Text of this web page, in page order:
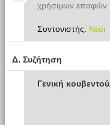
χρήσιμων επαφών
Συντονιστής: Νέοι
Δ. Συζήτηση
Γενική